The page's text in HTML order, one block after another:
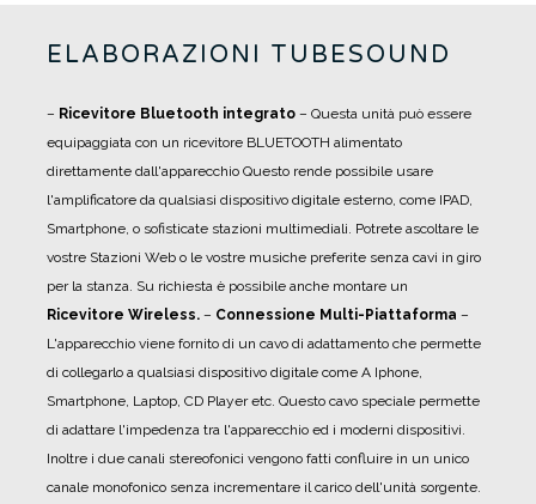
ELABORAZIONI TUBESOUND
– Ricevitore Bluetooth integrato – Questa unità può essere
equipaggiata con un ricevitore BLUETOOTH alimentato
direttamente dall'apparecchio Questo rende possibile usare
l'amplificatore da qualsiasi dispositivo digitale esterno, come IPAD,
Smartphone, o sofisticate stazioni multimediali. Potrete ascoltare le
vostre Stazioni Web o le vostre musiche preferite senza cavi in giro
per la stanza. Su richiesta è possibile anche montare un
Ricevitore Wireless. – Connessione Multi-Piattaforma –
L'apparecchio viene fornito di un cavo di adattamento che permette
di collegarlo a qualsiasi dispositivo digitale come A Iphone,
Smartphone, Laptop, CD Player etc. Questo cavo speciale permette
di adattare l'impedenza tra l'apparecchio ed i moderni dispositivi.
Inoltre i due canali stereofonici vengono fatti confluire in un unico
canale monofonico senza incrementare il carico dell'unità sorgente.